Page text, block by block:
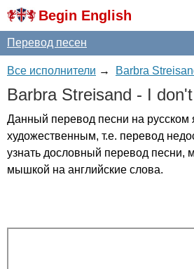
Begin English
Перевод песен
Все исполнители → Barbra
Barbra Streisand - I don't
Данный перевод песни на русском
художественным, т.е. перевод
узнать дословный перевод песни,
мышкой на английские слова.